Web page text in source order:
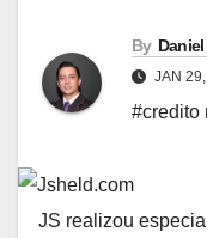
By
JAN
#credito
JS realizou